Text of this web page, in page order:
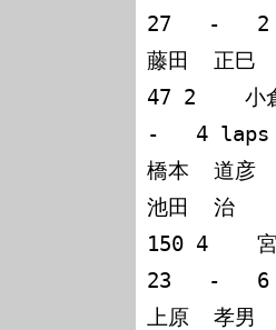
27   -   2
藤田  正巳
47 2    小
-   4 laps
橋本  道彦
池田  治
150 4    宮
23   -   6
上原  孝男